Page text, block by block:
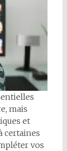
mais
et
certaines
vos